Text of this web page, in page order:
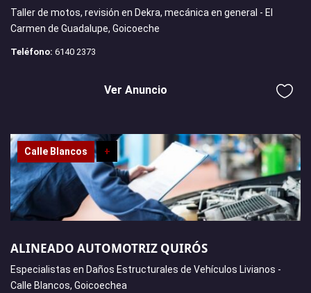
Taller de motos, revisión en Dekra, mecánica en general - El
Carmen de Guadalupe, Goicoeche
Teléfono: 6140 2373
Ver Anuncio
Calle Blancos +
ALINEADO AUTOMOTRIZ QUIRÓS
Especialistas en Daños Estructurales de Vehículos Livianos -
Calle Blancos, Goicoechea